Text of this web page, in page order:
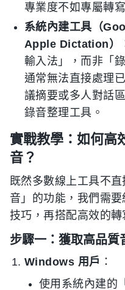
專業度不如專屬轉
系統內建工具（
Apple Dictation）
輸入法」，而非「
通常無法直接處理
議摘要或多人對話
錄音整理工具。
實戰教學：如何高
音？
既然多數線上工具不
音」的功能，我們需
技巧，再搭配高效的轉
步驟一：獲取高品質
Windows 用戶 ：
使用系統內建的